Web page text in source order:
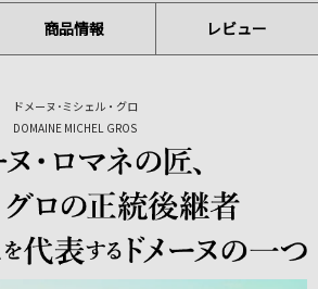
商品情報 レビュー
ドメーヌ･ミシェル・グロ
DOMAINE MICHEL GROS